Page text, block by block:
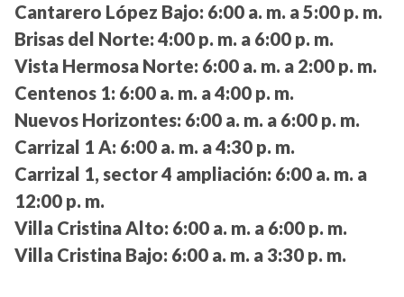
Cantarero López Bajo: 6:00 a. m. a 5:00 p. m.
Brisas del Norte: 4:00 p. m. a 6:00 p. m.
Vista Hermosa Norte: 6:00 a. m. a 2:00 p. m.
Centenos 1: 6:00 a. m. a 4:00 p. m.
Nuevos Horizontes: 6:00 a. m. a 6:00 p. m.
Carrizal 1 A: 6:00 a. m. a 4:30 p. m.
Carrizal 1, sector 4 ampliación: 6:00 a. m. a
12:00 p. m.
Villa Cristina Alto: 6:00 a. m. a 6:00 p. m.
Villa Cristina Bajo: 6:00 a. m. a 3:30 p. m.